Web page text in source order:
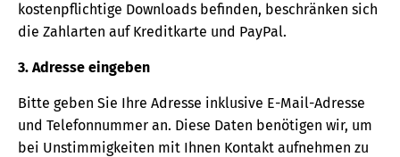
kostenpflichtige Downloads befinden, beschränken sich
die Zahlarten auf Kreditkarte und PayPal.
3. Adresse eingeben
Bitte geben Sie Ihre Adresse inklusive E-Mail-Adresse
und Telefonnummer an. Diese Daten benötigen wir, um
bei Unstimmigkeiten mit Ihnen Kontakt aufnehmen zu